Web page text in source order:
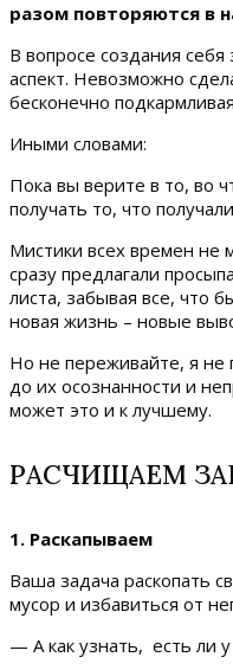
разом повторяются в
В вопросе создания
аспект. Невозможно
бесконечно
Иными словами:
Пока вы верите в то, во
получать то, что
Мистики всех времен не
сразу предлагали
листа, забывая все,
новая жизнь – новые
Но не переживайте, я не
до их осознанности и
может это и к лучшему.
РАСЧИЩАЕМ
1. Раскапываем
Ваша задача раскопать
мусор и избавиться от
— А как узнать, есть ли